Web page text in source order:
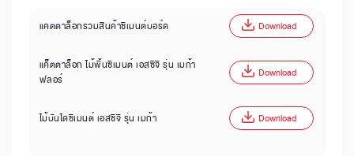
แคตตาล็อกรวมสินค้าซีเมนต์บอร์ด Download
แค็ตตาล็อก ไม้พื้นซีเมนต์ เอสซีจี รุ่น เมก้า
ฟลอร์
Download
ไม้บันไดซีเมนต์ เอสซีจี รุ่น เมก้า Download